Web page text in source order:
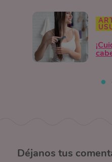
Déjanos tus